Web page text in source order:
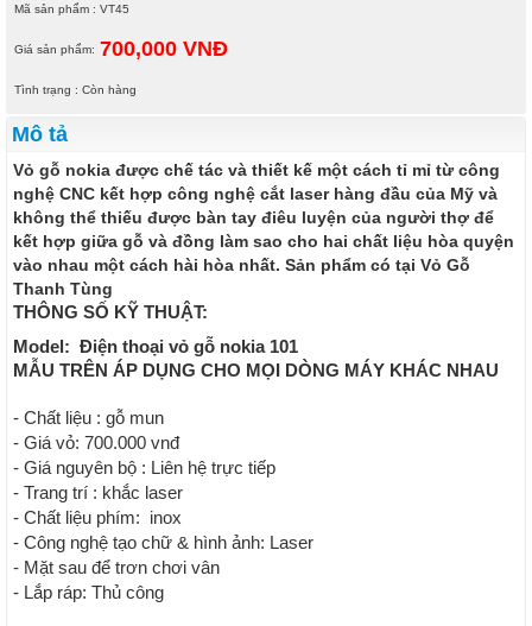
Mã sản phẩm : VT45
Giá sản phẩm: 700,000 VNĐ
Tình trạng : Còn hàng
Mô tả
Vỏ gỗ nokia được chế tác và thiết kế một cách tỉ mỉ từ công
nghệ CNC kết hợp công nghệ cắt laser hàng đầu của Mỹ và
không thể thiếu được bàn tay điêu luyện của người thợ để
kết hợp giữa gỗ và đồng làm sao cho hai chất liệu hòa quyện
vào nhau một cách hài hòa nhất. Sản phẩm có tại Vỏ Gỗ
Thanh Tùng
THÔNG SỐ KỸ THUẬT:
Model: Điện thoại vỏ gỗ nokia 101
MẪU TRÊN ÁP DỤNG CHO MỌI DÒNG MÁY KHÁC NHAU
- Chất liệu : gỗ mun
- Giá vỏ: 700.000 vnđ
- Giá nguyên bộ : Liên hệ trực tiếp
- Trang trí : khắc laser
- Chất liệu phím: inox
- Công nghệ tạo chữ & hình ảnh: Laser
- Mặt sau để trơn chơi vân
- Lắp ráp: Thủ công